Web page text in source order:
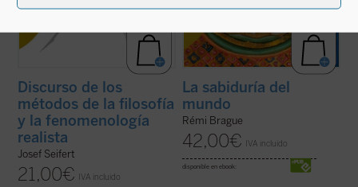
Discurso de los
métodos de la filosofía
y la fenomenología
realista
Josef Seifert
21,00€ IVA incluido
La sabiduría del
mundo
Rémi Brague
42,00€ IVA incluido
disponible en ebook: